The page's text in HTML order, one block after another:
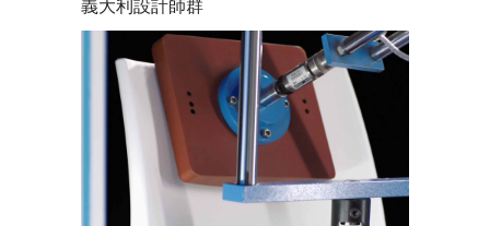
義大利設計師群